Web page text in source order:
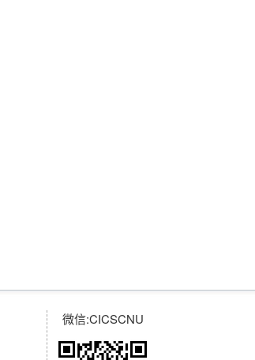
微信:CICSCNU